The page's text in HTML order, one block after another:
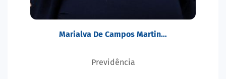
Marialva De Campos Martin…
Previdência